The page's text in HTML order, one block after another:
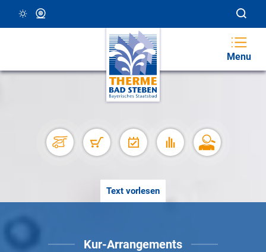
28 °C, Klar/Sonnig
Menu
Text vorlesen
Kur-Arrangements